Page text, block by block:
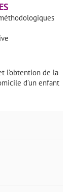
l’obtention de la
d’un enfant